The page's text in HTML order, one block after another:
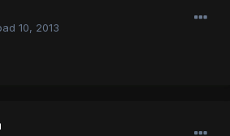
10, 2013